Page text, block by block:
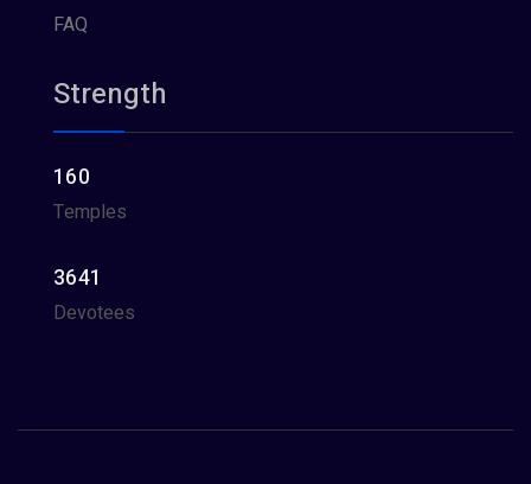
FAQ
Strength
160
Temples
3641
Devotees